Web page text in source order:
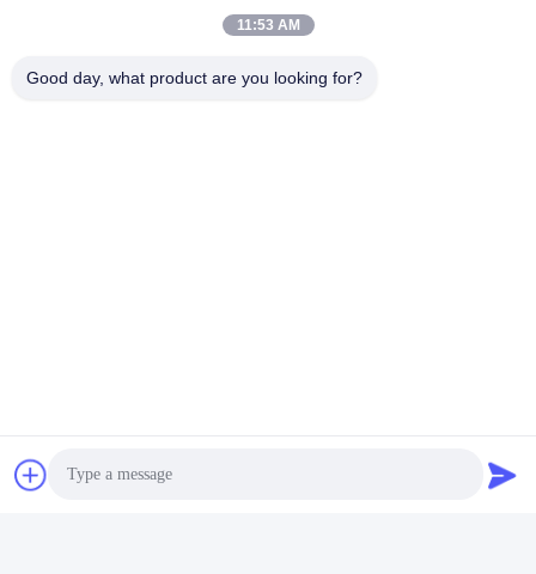
11:53 AM
Good day, what product are you looking for?